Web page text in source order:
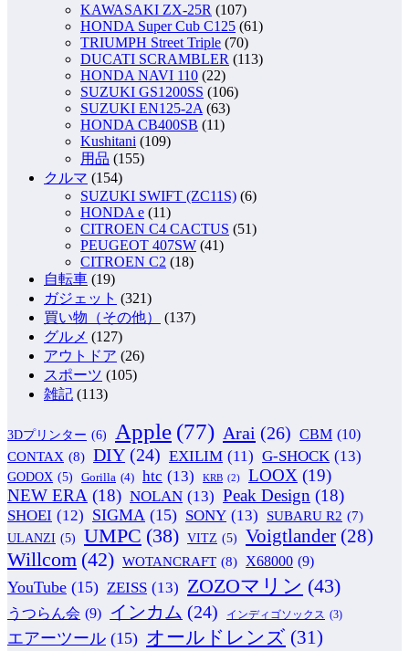
KAWASAKI ZX-25R (107)
HONDA Super Cub C125 (61)
TRIUMPH Street Triple (70)
DUCATI SCRAMBLER (113)
HONDA NAVI 110 (22)
SUZUKI GS1200SS (106)
SUZUKI EN125-2A (63)
HONDA CB400SB (11)
Kushitani (109)
用品 (155)
クルマ (154)
SUZUKI SWIFT (ZC11S) (6)
HONDA e (11)
CITROEN C4 CACTUS (51)
PEUGEOT 407SW (41)
CITROEN C2 (18)
自転車 (19)
ガジェット (321)
買い物（その他）
(137)
グルメ (127)
アウトドア (26)
スポーツ (105)
雑記 (113)
3Dプリンター (6) Apple (77) Arai (26) CBM (10)
CONTAX (8) DIY (24) EXILIM (11) G-SHOCK (13)
GODOX (5) Gorilla (4) htc (13) KRB (2) LOOX (19)
NEW ERA (18) NOLAN (13) Peak Design (18)
SHOEI (12) SIGMA (15) SONY (13) SUBARU R2 (7)
ULANZI (5) UMPC (38) VITZ (5) Voigtlander (28)
Willcom (42) WOTANCRAFT (8) X68000 (9)
YouTube (15) ZEISS (13) ZOZOマリン (43)
うつらん会 (9) インカム (24) インディゴソックス (3)
エアーツール (15) オールドレンズ (31)